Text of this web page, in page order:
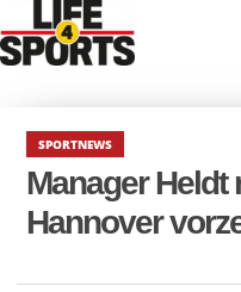
SPORTNEWS
Manager Heldt
Hannover